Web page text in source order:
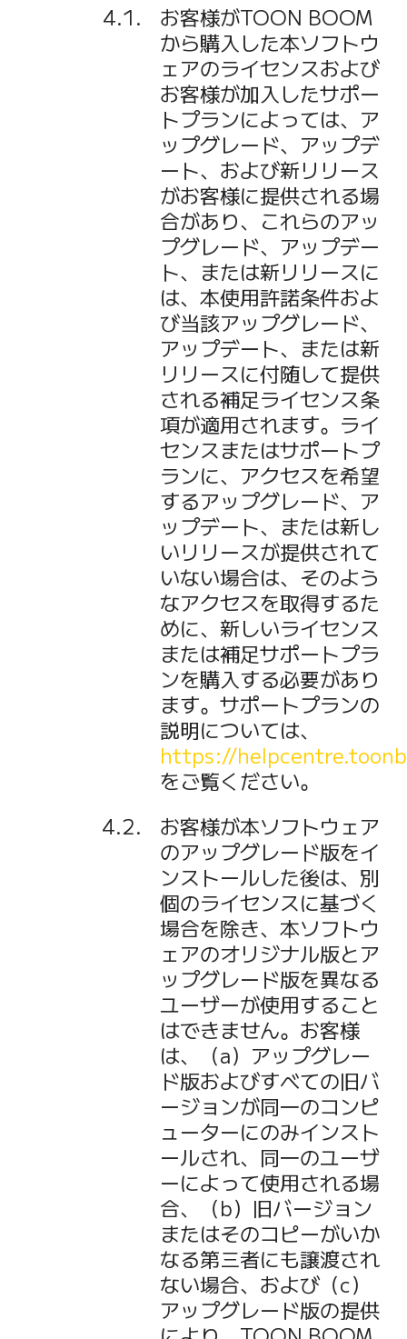
お客様がTOON BOOM
から購入した本ソフトウ
ェアのライセンスおよび
お客様が加入したサポー
トプランによっては、ア
ップグレード、アップデ
ート、および新リリース
がお客様に提供される場
合があり、これらのアッ
プグレード、アップデー
ト、または新リリースに
は、本使用許諾条件およ
び当該アップグレード、
アップデート、または新
リリースに付随して提供
される補足ライセンス条
項が適用されます。ライ
センスまたはサポートプ
ランに、アクセスを希望
するアップグレード、ア
ップデート、または新し
いリリースが提供されて
いない場合は、そのよう
なアクセスを取得するた
めに、新しいライセンス
または補足サポートプラ
ンを購入する必要があり
ます。サポートプランの
説明については、
https://
をご覧ください。
お客様が本ソフトウェア
のアップグレード版をイ
ンストールした後は、別
個のライセンスに基づく
場合を除き、本ソフトウ
ェアのオリジナル版とア
ップグレード版を異なる
ユーザーが使用すること
はできません。お客様
は、（a）アップグレー
ド版およびすべての旧バ
ージョンが同一のコンピ
ューターにのみインスト
ールされ、同一のユーザ
ーによって使用される場
合、（b）旧バージョン
またはそのコピーがいか
なる第三者にも譲渡され
ない場合、および（c）
アップグレード版の提供